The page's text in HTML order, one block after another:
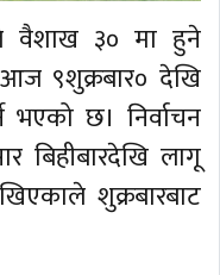
वैशाख ३० मा हुने
आज ९शुक्रबार० देखि
भएको छ। निर्वाचन
लागू
शुक्रबारबाट